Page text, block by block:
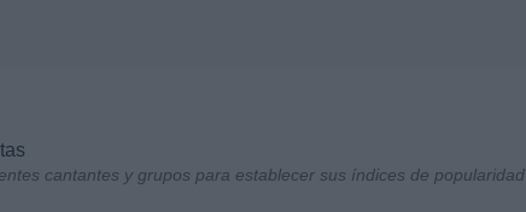
cantantes y grupos para establecer sus índices de popularidad